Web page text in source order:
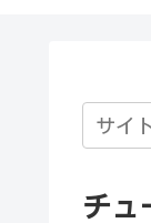
チュ